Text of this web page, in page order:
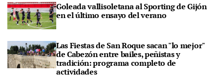
Goleada vallisoletana al Sporting de Gijón
en el último ensayo del verano
Las Fiestas de San Roque sacan "lo mejor"
de Cabezón entre bailes, peñistas y
tradición: programa completo de
actividades